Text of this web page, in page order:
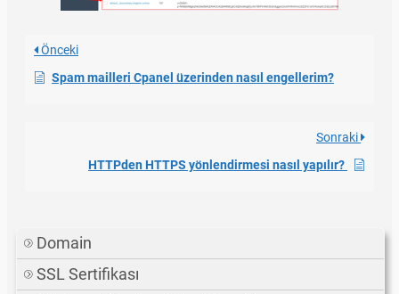
Önceki
Spam mailleri Cpanel üzerinden nasıl engellerim?
Sonraki
HTTPden HTTPS yönlendirmesi nasıl yapılır?
Domain
SSL Sertifikası